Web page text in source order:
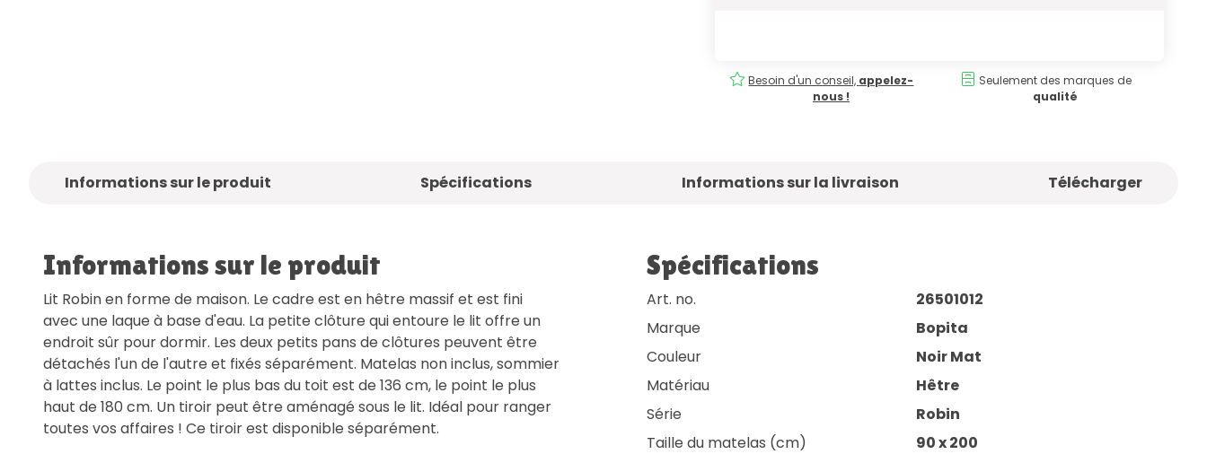
Besoin d'un conseil, appelez-
nous !
Seulement des marques de
qualité
Informations sur le produit Spécifications Informations sur la livraison Télécharger
Informations sur le produit
Lit Robin en forme de maison. Le cadre est en hêtre massif et est fini
avec une laque à base d'eau. La petite clôture qui entoure le lit offre un
endroit sûr pour dormir. Les deux petits pans de clôtures peuvent être
détachés l'un de l'autre et fixés séparément. Matelas non inclus, sommier
à lattes inclus. Le point le plus bas du toit est de 136 cm, le point le plus
haut de 180 cm. Un tiroir peut être aménagé sous le lit. Idéal pour ranger
toutes vos affaires ! Ce tiroir est disponible séparément.
Spécifications
Art. no.
26501012
Marque
Bopita
Couleur
Noir Mat
Matériau
Hêtre
Série
Robin
Taille du matelas (cm)
90 x 200